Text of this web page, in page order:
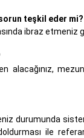
teşkil eder mi?
ibraz etmeniz
mezun
durumunda
ile